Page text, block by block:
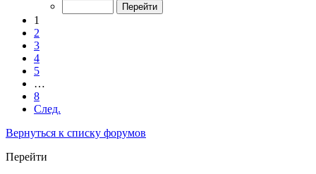
1
2
3
4
5
…
8
След.
Вернуться к списку форумов
Перейти